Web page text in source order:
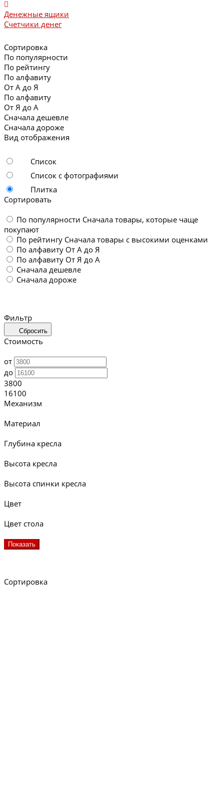
Денежные ящики
Счетчики денег
Сортировка
По популярности
По рейтингу
По алфавиту
От А до Я
По алфавиту
От Я до А
Сначала дешевле
Сначала дороже
Вид отображения
Список
Список с фотографиями
Плитка
Сортировать
По популярности Сначала товары, которые чаще
покупают
По рейтингу Сначала товары с высокими оценками
По алфавиту От А до Я
По алфавиту От Я до А
Сначала дешевле
Сначала дороже
Фильтр
Сбросить
Стоимость
от
до
3800
16100
Механизм
Материал
Глубина кресла
Высота кресла
Высота спинки кресла
Цвет
Цвет стола
Показать
Сортировка